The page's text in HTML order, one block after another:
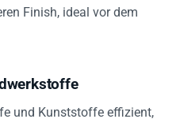
Finish, ideal vor dem
und Kunststoffe effizient,